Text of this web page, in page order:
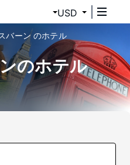
USD
バーン のホテル
のホテル